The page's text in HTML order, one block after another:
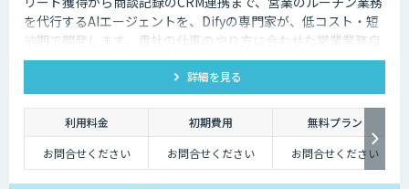
を代行するAIエージェントを、Difyの専門家が、低コスト・短
納期で開発します。貴社の仕事のやり方に合わせた営業業務自
動化をサポートします。
詳細を見る
利用料金 初期費用
無料プラン
お問合せください
お問合せください お問合せください